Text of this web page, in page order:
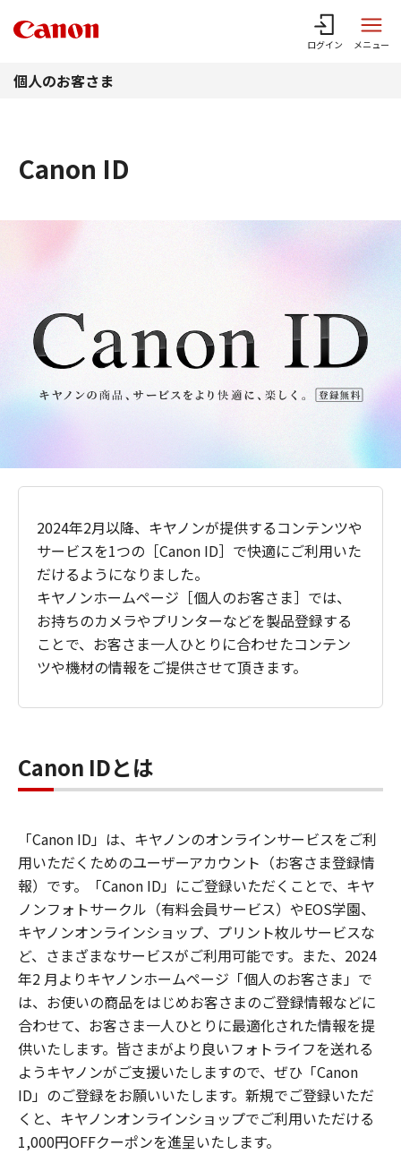
ログイン メニュー
個人のお客さま
Canon ID
2024年2月以降、キヤノンが提供するコンテンツや
サービスを1つの［Canon ID］で快適にご利用いた
だけるようになりました。
キヤノンホームページ［個人のお客さま］では、
お持ちのカメラやプリンターなどを製品登録する
ことで、お客さま一人ひとりに合わせたコンテン
ツや機材の情報をご提供させて頂きます。
Canon IDとは
「Canon ID」は、キヤノンのオンラインサービスをご利
用いただくためのユーザーアカウント（お客さま登録情
報）です。「Canon ID」にご登録いただくことで、キヤ
ノンフォトサークル（有料会員サービス）やEOS学園、
キヤノンオンラインショップ、プリント枚ルサービスな
ど、さまざまなサービスがご利用可能です。また、2024
年2 月よりキヤノンホームページ「個人のお客さま」で
は、お使いの商品をはじめお客さまのご登録情報などに
合わせて、お客さま一人ひとりに最適化された情報を提
供いたします。皆さまがより良いフォトライフを送れる
ようキヤノンがご支援いたしますので、ぜひ「Canon
ID」のご登録をお願いいたします。新規でご登録いただ
くと、キヤノンオンラインショップでご利用いただける
1,000円OFFクーポンを進呈いたします。